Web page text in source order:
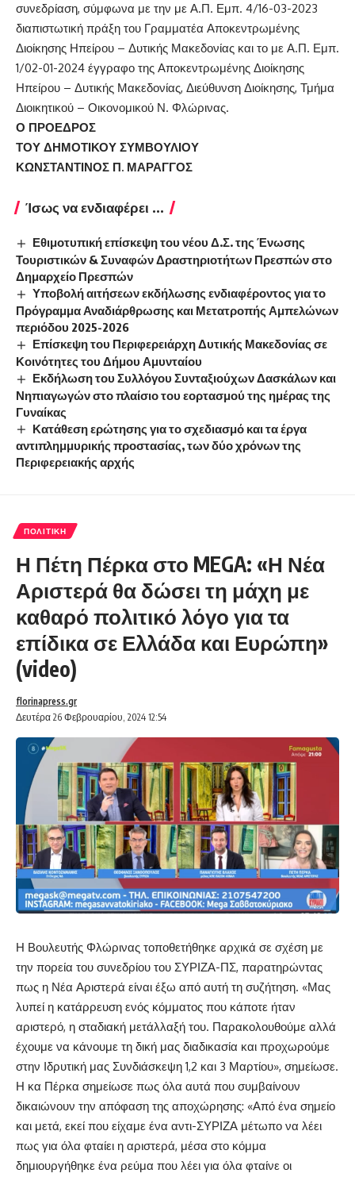
συνεδρίαση, σύμφωνα με την με Α.Π. Εμπ. 4/16-03-2023
διαπιστωτική πράξη του Γραμματέα Αποκεντρωμένης
Διοίκησης Ηπείρου – Δυτικής Μακεδονίας και το με Α.Π. Εμπ.
1/02-01-2024 έγγραφο της Αποκεντρωμένης Διοίκησης
Ηπείρου – Δυτικής Μακεδονίας, Διεύθυνση Διοίκησης, Τμήμα
Διοικητικού – Οικονομικού Ν. Φλώρινας.
Ο ΠΡΟΕΔΡΟΣ
ΤΟΥ ΔΗΜΟΤΙΚΟΥ ΣΥΜΒΟΥΛΙΟΥ
ΚΩΝΣΤΑΝΤΙΝΟΣ Π. ΜΑΡΑΓΓΟΣ
Ίσως να ενδιαφέρει ...
Εθιμοτυπική επίσκεψη του νέου Δ.Σ. της Ένωσης
Τουριστικών & Συναφών Δραστηριοτήτων Πρεσπών στο
Δημαρχείο Πρεσπών
Υποβολή αιτήσεων εκδήλωσης ενδιαφέροντος για το
Πρόγραμμα Αναδιάρθρωσης και Μετατροπής Αμπελώνων
περιόδου 2025-2026
Επίσκεψη του Περιφερειάρχη Δυτικής Μακεδονίας σε
Κοινότητες του Δήμου Αμυνταίου
Εκδήλωση του Συλλόγου Συνταξιούχων Δασκάλων και
Νηπιαγωγών στο πλαίσιο του εορτασμού της ημέρας της
Γυναίκας
Κατάθεση ερώτησης για το σχεδιασμό και τα έργα
αντιπλημμυρικής προστασίας, των δύο χρόνων της
Περιφερειακής αρχής
ΠΟΛΙΤΙΚΉ
Η Πέτη Πέρκα στο MEGA: «Η Νέα
Αριστερά θα δώσει τη μάχη με
καθαρό πολιτικό λόγο για τα
επίδικα σε Ελλάδα και Ευρώπη»
(video)
Δευτέρα 26 Φεβρουαρίου, 2024 12:54
florinapress.gr
Η Βουλευτής Φλώρινας τοποθετήθηκε αρχικά σε σχέση με
την πορεία του συνεδρίου του ΣΥΡΙΖΑ-ΠΣ, παρατηρώντας
πως η Νέα Αριστερά είναι έξω από αυτή τη συζήτηση. «Μας
λυπεί η κατάρρευση ενός κόμματος που κάποτε ήταν
αριστερό, η σταδιακή μετάλλαξή του. Παρακολουθούμε αλλά
έχουμε να κάνουμε τη δική μας διαδικασία και προχωρούμε
στην Ιδρυτική μας Συνδιάσκεψη 1,2 και 3 Μαρτίου», σημείωσε.
Η κα Πέρκα σημείωσε πως όλα αυτά που συμβαίνουν
δικαιώνουν την απόφαση της αποχώρησης: «Από ένα σημείο
και μετά, εκεί που είχαμε ένα αντι-ΣΥΡΙΖΑ μέτωπο να λέει
πως για όλα φταίει η αριστερά, μέσα στο κόμμα
δημιουργήθηκε ένα ρεύμα που λέει για όλα φταίνε οι